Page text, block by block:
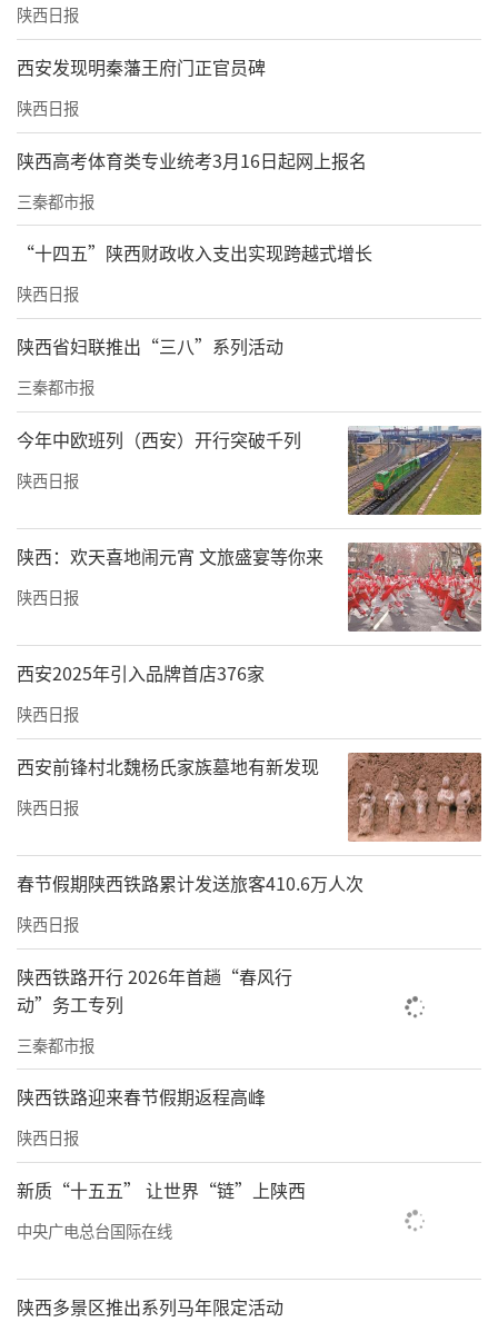
力以赴，你就是自己的冠军。
世锦赛越来越近，6月前，李雅泽依旧要像往常
一样投入训练，不过她觉得自己比之前任何时
候都更期待冲向终点了：“运动员有比赛的终
点，每个人也会有自己的很多个‘终点’要去
冲破。”
她希望这份热爱，能给予她、还有所有“追光
者”们，冲破每一个终点的勇气和力量。
陕西日报
西安发现明秦藩王府门正官员碑
陕西日报
陕西高考体育类专业统考3月16日起网上报名
三秦都市报
“十四五”陕西财政收入支出实现跨越式增长
陕西日报
陕西省妇联推出“三八”系列活动
三秦都市报
今年中欧班列（西安）开行突破千列
陕西日报
陕西：欢天喜地闹元宵 文旅盛宴等你来
陕西日报
西安2025年引入品牌首店376家
陕西日报
西安前锋村北魏杨氏家族墓地有新发现
陕西日报
春节假期陕西铁路累计发送旅客410.6万人次
陕西日报
陕西铁路开行 2026年首趟“春风行
动”务工专列
三秦都市报
陕西铁路迎来春节假期返程高峰
陕西日报
新质“十五五” 让世界“链”上陕西
中央广电总台国际在线
陕西多景区推出系列马年限定活动